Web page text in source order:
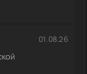
01.08.26